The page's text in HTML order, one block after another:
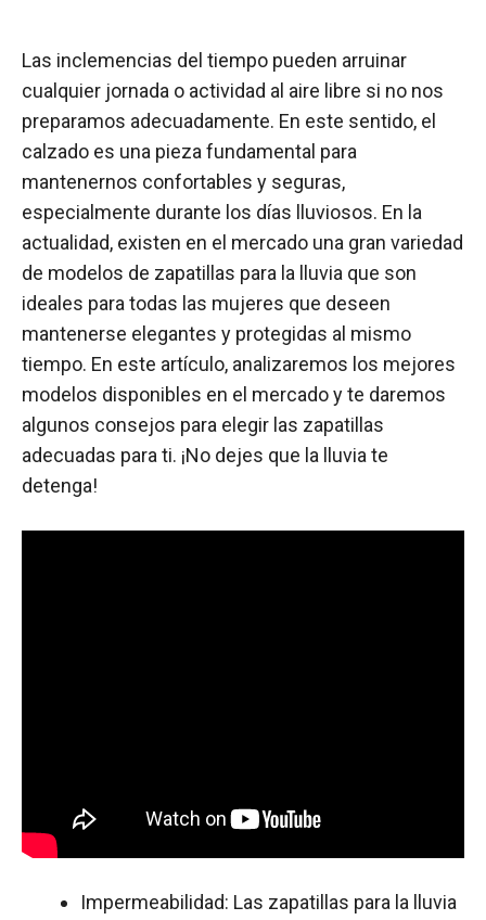
Las inclemencias del tiempo pueden arruinar
cualquier jornada o actividad al aire libre si no nos
preparamos adecuadamente. En este sentido, el
calzado es una pieza fundamental para
mantenernos confortables y seguras,
especialmente durante los días lluviosos. En la
actualidad, existen en el mercado una gran variedad
de modelos de zapatillas para la lluvia que son
ideales para todas las mujeres que deseen
mantenerse elegantes y protegidas al mismo
tiempo. En este artículo, analizaremos los mejores
modelos disponibles en el mercado y te daremos
algunos consejos para elegir las zapatillas
adecuadas para ti. ¡No dejes que la lluvia te
detenga!
Impermeabilidad: Las zapatillas para la lluvia